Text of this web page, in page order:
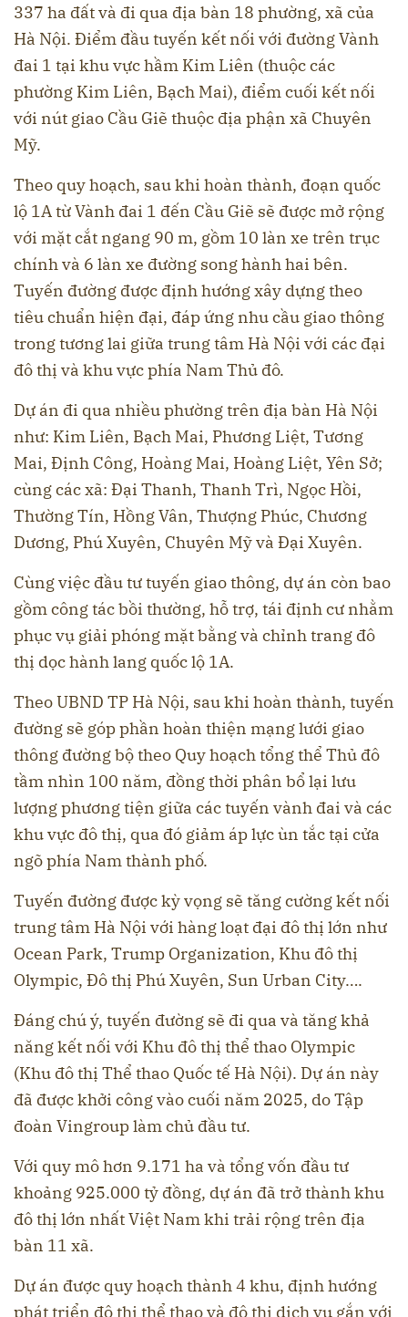
337 ha đất và đi qua địa bàn 18 phường, xã của
Hà Nội. Điểm đầu tuyến kết nối với đường Vành
đai 1 tại khu vực hầm Kim Liên (thuộc các
phường Kim Liên, Bạch Mai), điểm cuối kết nối
với nút giao Cầu Giẽ thuộc địa phận xã Chuyên
Mỹ.
Theo quy hoạch, sau khi hoàn thành, đoạn quốc
lộ 1A từ Vành đai 1 đến Cầu Giẽ sẽ được mở rộng
với mặt cắt ngang 90 m, gồm 10 làn xe trên trục
chính và 6 làn xe đường song hành hai bên.
Tuyến đường được định hướng xây dựng theo
tiêu chuẩn hiện đại, đáp ứng nhu cầu giao thông
trong tương lai giữa trung tâm Hà Nội với các đại
đô thị và khu vực phía Nam Thủ đô.
Dự án đi qua nhiều phường trên địa bàn Hà Nội
như: Kim Liên, Bạch Mai, Phương Liệt, Tương
Mai, Định Công, Hoàng Mai, Hoàng Liệt, Yên Sở;
cùng các xã: Đại Thanh, Thanh Trì, Ngọc Hồi,
Thường Tín, Hồng Vân, Thượng Phúc, Chương
Dương, Phú Xuyên, Chuyên Mỹ và Đại Xuyên.
Cùng việc đầu tư tuyến giao thông, dự án còn bao
gồm công tác bồi thường, hỗ trợ, tái định cư nhằm
phục vụ giải phóng mặt bằng và chỉnh trang đô
thị dọc hành lang quốc lộ 1A.
Theo UBND TP Hà Nội, sau khi hoàn thành, tuyến
đường sẽ góp phần hoàn thiện mạng lưới giao
thông đường bộ theo Quy hoạch tổng thể Thủ đô
tầm nhìn 100 năm, đồng thời phân bổ lại lưu
lượng phương tiện giữa các tuyến vành đai và các
khu vực đô thị, qua đó giảm áp lực ùn tắc tại cửa
ngõ phía Nam thành phố.
Tuyến đường được kỳ vọng sẽ tăng cường kết nối
trung tâm Hà Nội với hàng loạt đại đô thị lớn như
Ocean Park, Trump Organization, Khu đô thị
Olympic, Đô thị Phú Xuyên, Sun Urban City….
Đáng chú ý, tuyến đường sẽ đi qua và tăng khả
năng kết nối với Khu đô thị thể thao Olympic
(Khu đô thị Thể thao Quốc tế Hà Nội). Dự án này
đã được khởi công vào cuối năm 2025, do Tập
đoàn Vingroup làm chủ đầu tư.
Với quy mô hơn 9.171 ha và tổng vốn đầu tư
khoảng 925.000 tỷ đồng, dự án đã trở thành khu
đô thị lớn nhất Việt Nam khi trải rộng trên địa
bàn 11 xã.
Dự án được quy hoạch thành 4 khu, định hướng
phát triển đô thị thể thao và đô thị dịch vụ gắn với